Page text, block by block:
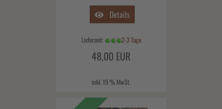
Details
Lieferzeit: 2-3 Tage
48,00 EUR
inkl. 19 % MwSt.